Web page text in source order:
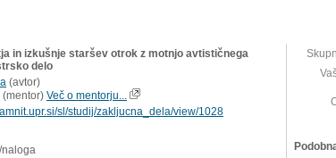
in izkušnje staršev otrok z motnjo avtističnega
delo
(avtor)
(mentor) Več o mentorju...
sl/studij/zakljucna_dela/view/1028